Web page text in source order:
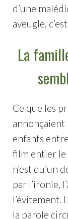
d’une
aveugle,
La
Ce que les
annonçaient
enfants
film entier le
n’est qu’un
par l’ironie,
l’évitement.
la parole